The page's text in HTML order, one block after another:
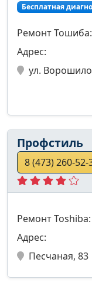
Бесплатная
Ремонт
Адрес:
ул.
Профстиль
8 (473) 260-52-
Ремонт
Адрес:
Песчаная, 83